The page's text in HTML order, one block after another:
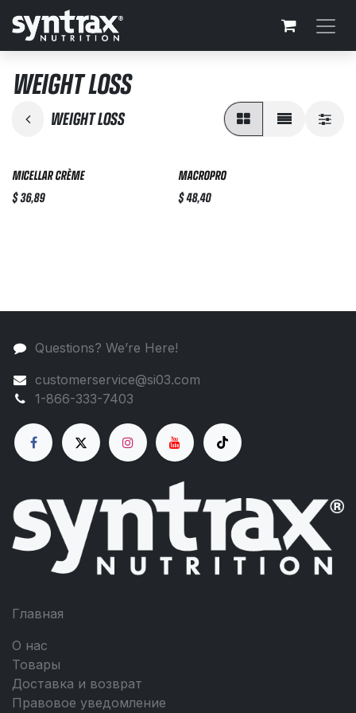
Перейти к содержимому
WEIGHT LOSS
WEIGHT LOSS
MICELLAR CRÈME
$36,89
MACROPRO
$48,40
Questions? We’re Here!
customerservice@si03.com
1-866-333-7403
Главная
О нас
Товары
Доставка и возврат
Правовое уведомление